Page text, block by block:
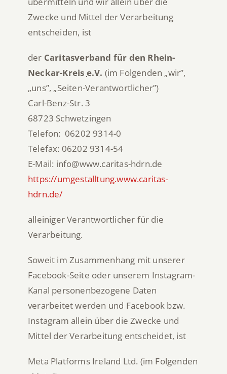
Zwecke und Mittel der Verarbeitung
entscheiden, ist
der Caritasverband für den Rhein-
Neckar-Kreis e.V. (im Folgenden „wir”,
„uns”, „Seiten-Verantwortlicher”)
Carl-Benz-Str. 3
68723 Schwetzingen
Telefon: 06202 9314-0
Telefax: 06202 9314-54
E-Mail: info@www.caritas-hdrn.de
https://umgestalltung.www.caritas-
hdrn.de/
alleiniger Verantwortlicher für die
Verarbeitung.
Soweit im Zusammenhang mit unserer
Facebook-Seite oder unserem Instagram-
Kanal personenbezogene Daten
verarbeitet werden und Facebook bzw.
Instagram allein über die Zwecke und
Mittel der Verarbeitung entscheidet, ist
Meta Platforms Ireland Ltd. (im Folgenden